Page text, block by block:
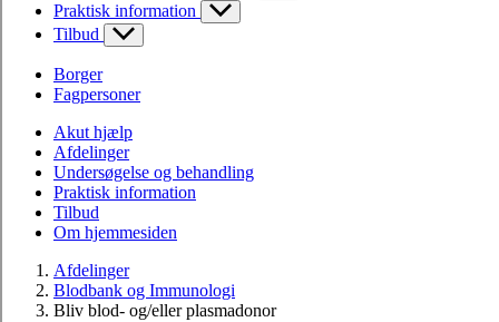
Praktisk information
Tilbud
Borger
Fagpersoner
Akut hjælp
Afdelinger
Undersøgelse og behandling
Praktisk information
Tilbud
Om hjemmesiden
Afdelinger
Blodbank og Immunologi
Bliv blod- og/eller plasmadonor